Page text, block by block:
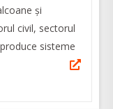
și
civil, sectorul
sisteme